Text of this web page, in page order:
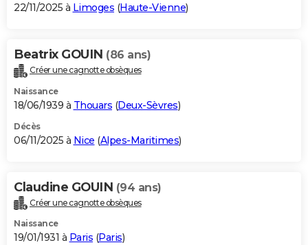
22/11/2025 à Limoges (Haute-Vienne)
Beatrix GOUIN (86 ans)
Créer une cagnotte obsèques
Naissance
18/06/1939 à Thouars (Deux-Sèvres)
Décès
06/11/2025 à Nice (Alpes-Maritimes)
Claudine GOUIN (94 ans)
Créer une cagnotte obsèques
Naissance
19/01/1931 à Paris (Paris)